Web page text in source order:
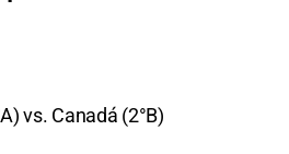
vs. Canadá (2°B)